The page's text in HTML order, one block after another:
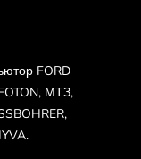
FORD
МТЗ,